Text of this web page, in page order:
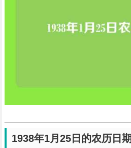
1938年1月25日的农历日期